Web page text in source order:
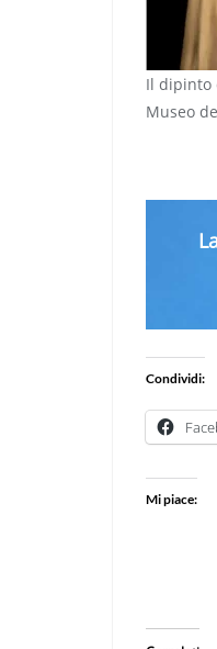
Il dipinto
Museo
Condividi:
Mi piace: